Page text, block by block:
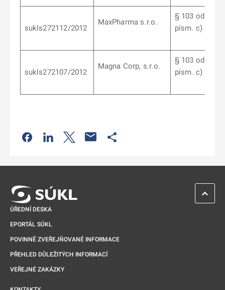
sukls272112/2012
MaxPharma s.r.o.
§ 103 odst. 6
písm. c) ZoL
sukls272107/2012
Magna Corp, s.r.o.
§ 103 odst. 6
písm. c) ZoL
Odkaz se otevře na nové kartě
Odkaz se otevře na nové kartě
Odkaz se otevře na nové kartě
ÚŘEDNÍ DESKA
EPORTÁL SÚKL
POVINNĚ ZVEŘEJŇOVANÉ INFORMACE
PŘEHLED DŮLEŽITÝCH INFORMACÍ
VEŘEJNÉ ZAKÁZKY
ZPĚT